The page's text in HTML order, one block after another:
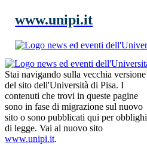
www.unipi.it
Stai navigando sulla vecchia versione
del sito dell'Università di Pisa. I
contenuti che trovi in queste pagine
sono in fase di migrazione sul nuovo
sito o sono pubblicati qui per obblighi
di legge. Vai al nuovo sito
www.unipi.it.